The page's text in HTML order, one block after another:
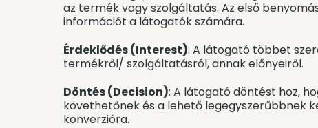
az termék vagy szolgáltatás. Az első
információt a látogatók számára.
Érdeklődés (Interest): A látogató többet
termékről/ szolgáltatásról, annak előnyeiről.
Döntés (Decision): A látogató döntést hoz,
követhetőnek és a lehető legegyszerűbbnek
konverzióra.